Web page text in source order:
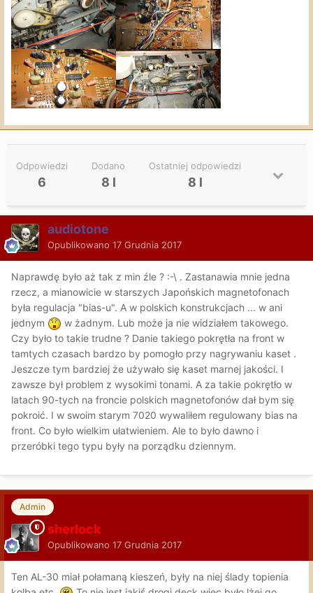
Odpowiedzi
6
Dodano
8 l
Ostatniej odpowiedzi
8 l
audiotone
Opublikowano 17 Grudnia 2017
Naprawdę było aż tak z min źle ? :-\ . Zastanawia mnie jedna
rzecz, a mianowicie w starszych Japońskich magnetofonach
była regulacja "bias-u". A w polskich konstrukcjach ... w ani
jednym
w żadnym. Lub może ja nie widziałem takowego.
Czy było to takie trudne ? Danie takiego pokrętła na front w
tamtych czasach bardzo by pomogło przy nagrywaniu kaset .
Jeszcze tym bardziej że używało się kaset marnej jakości. I
zawsze był problem z wysokimi tonami. A za takie pokrętło w
latach 90-tych na froncie polskich magnetofonów dał bym się
pokroić. I w swoim starym 7020 wywaliłem regulowany bias na
front. Co było wielkim ułatwieniem. Ale to było dawno i
przeróbki tego typu były na porządku dziennym.
Admin
sherlock
Opublikowano 17 Grudnia 2017
Ten AL-30 miał połamaną kieszeń, były na niej ślady topienia